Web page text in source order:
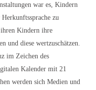
war es, Kindern
zu
Kindern ihre
und diese wertzuschätzen.
im Zeichen des
Kalender mit 21
werden sich Medien und